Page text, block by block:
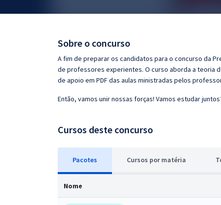
Questões grátis
Sobre o concurso
A fim de preparar os candidatos para o concurso da
de professores experientes. O curso aborda a teoria
de apoio em PDF das aulas ministradas pelos
Então, vamos unir nossas forças! Vamos estudar
Cursos deste concurso
Pacotes Cursos por matéria
Nome